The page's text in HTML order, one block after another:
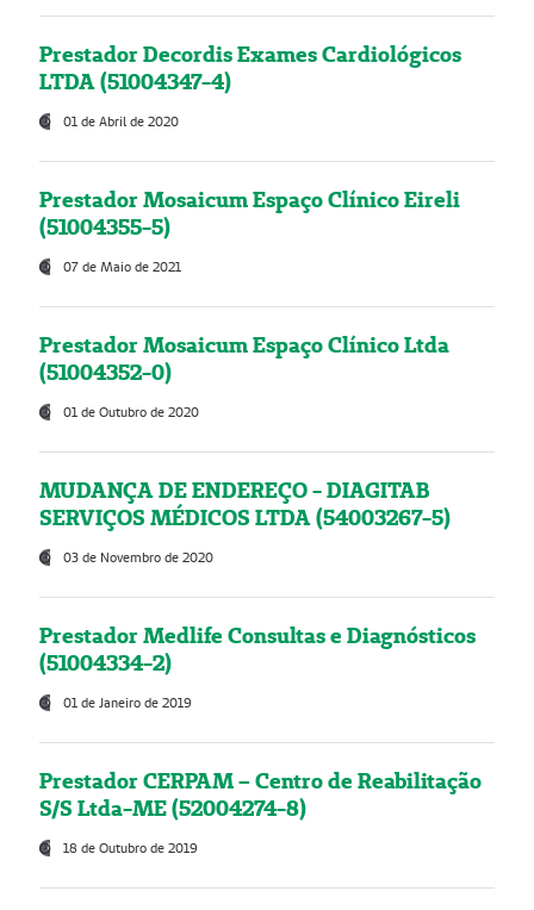
Prestador Decordis Exames Cardiológicos
LTDA (51004347-4)
01 de Abril de 2020
Prestador Mosaicum Espaço Clínico Eireli
(51004355-5)
07 de Maio de 2021
Prestador Mosaicum Espaço Clínico Ltda
(51004352-0)
01 de Outubro de 2020
MUDANÇA DE ENDEREÇO - DIAGITAB
SERVIÇOS MÉDICOS LTDA (54003267-5)
03 de Novembro de 2020
Prestador Medlife Consultas e Diagnósticos
(51004334-2)
01 de Janeiro de 2019
Prestador CERPAM – Centro de Reabilitação
S/S Ltda-ME (52004274-8)
18 de Outubro de 2019